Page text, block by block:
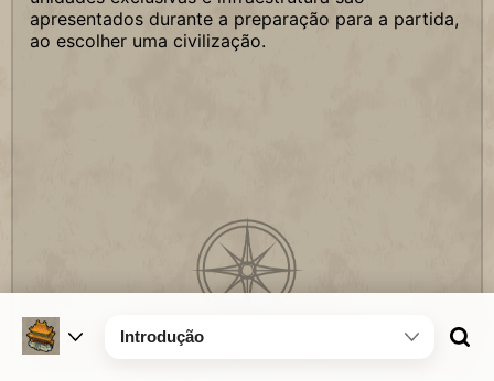
apresentados durante a preparação para a partida,
ao escolher uma civilização.
Introdução